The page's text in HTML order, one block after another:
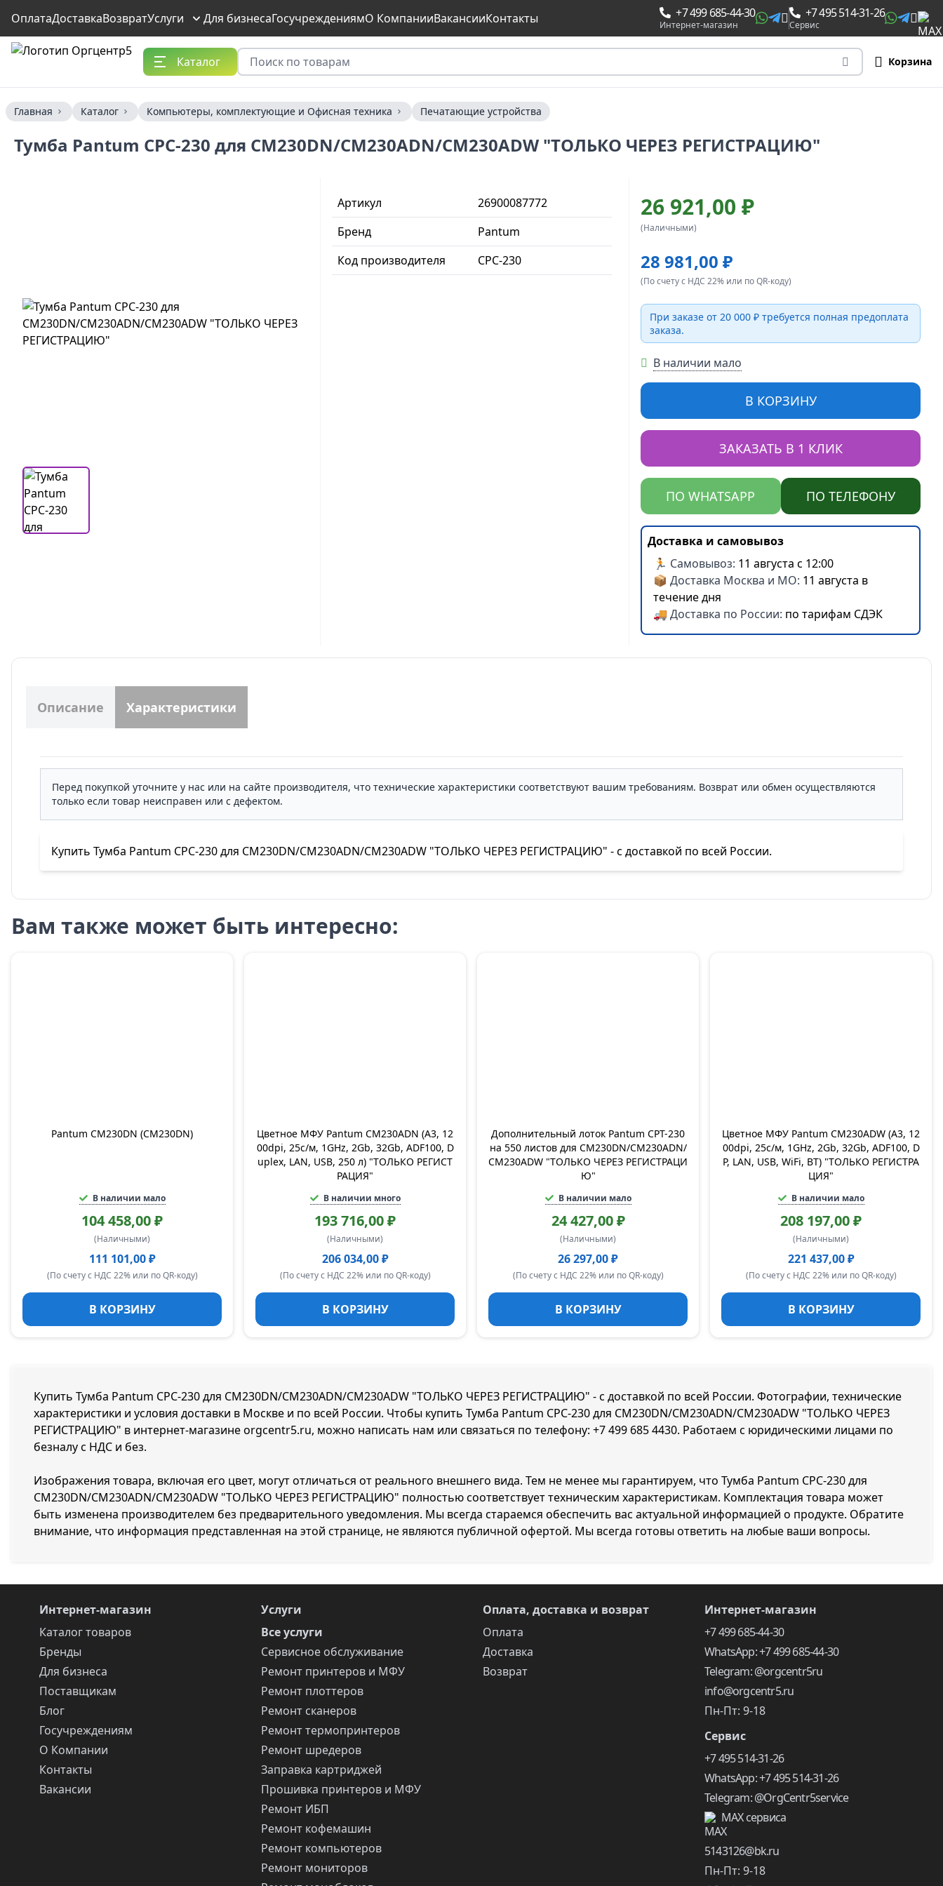
ОплатаДоставкаВозвратУслуги Для бизнесаГосучреждениямО КомпанииВакансииКонтакты +7 499 685-44-30
Интернет-магазин
+7 495 514-31-26
Сервис
Каталог Корзина
Главная Каталог Компьютеры, комплектующие и Офисная техника Печатающие устройства
Тумба Pantum CPC-230 для CM230DN/CM230ADN/CM230ADW "ТОЛЬКО ЧЕРЕЗ РЕГИСТРАЦИЮ"
Артикул
26900087772
Бренд
Pantum
Код производителя
CPC-230
26 921,00 ₽
(Наличными)
28 981,00 ₽
(По счету с НДС 22% или по QR-коду)
При заказе от 20 000 ₽ требуется полная предоплата
заказа.
В наличии мало
В КОРЗИНУ
ЗАКАЗАТЬ В 1 КЛИК
ПО WHATSAPP ПО ТЕЛЕФОНУ
Доставка и самовывоз
🏃 Самовывоз: 11 августа с 12:00
📦 Доставка Москва и МО: 11 августа в
течение дня
🚚 Доставка по России: по тарифам СДЭК
Описание Характеристики
Перед покупкой уточните у нас или на сайте производителя, что технические характеристики соответствуют вашим требованиям. Возврат или обмен осуществляются
только если товар неисправен или с дефектом.
Купить Тумба Pantum CPC-230 для CM230DN/CM230ADN/CM230ADW "ТОЛЬКО ЧЕРЕЗ РЕГИСТРАЦИЮ" - с доставкой по всей России.
Вам также может быть интересно:
Pantum CM230DN (CM230DN)
В наличии мало
104 458,00 ₽
(Наличными)
111 101,00 ₽
(По счету с НДС 22% или по QR-коду)
В КОРЗИНУ
Цветное МФУ Pantum CM230ADN (A3, 12
00dpi, 25с/м, 1GHz, 2Gb, 32Gb, ADF100, D
uplex, LAN, USB, 250 л) "ТОЛЬКО РЕГИСТ
РАЦИЯ"
В наличии много
193 716,00 ₽
(Наличными)
206 034,00 ₽
(По счету с НДС 22% или по QR-коду)
В КОРЗИНУ
Дополнительный лоток Pantum CPT-230
на 550 листов для CM230DN/CM230ADN/
CM230ADW "ТОЛЬКО ЧЕРЕЗ РЕГИСТРАЦИ
Ю"
В наличии мало
24 427,00 ₽
(Наличными)
26 297,00 ₽
(По счету с НДС 22% или по QR-коду)
В КОРЗИНУ
Цветное МФУ Pantum CM230ADW (A3, 12
00dpi, 25с/м, 1GHz, 2Gb, 32Gb, ADF100, D
P, LAN, USB, WiFi, BT) "ТОЛЬКО РЕГИСТРА
ЦИЯ"
В наличии мало
208 197,00 ₽
(Наличными)
221 437,00 ₽
(По счету с НДС 22% или по QR-коду)
В КОРЗИНУ
Купить Тумба Pantum CPC-230 для CM230DN/CM230ADN/CM230ADW "ТОЛЬКО ЧЕРЕЗ РЕГИСТРАЦИЮ" - с доставкой по всей России. Фотографии, технические
характеристики и условия доставки в Москве и по всей России. Чтобы купить Тумба Pantum CPC-230 для CM230DN/CM230ADN/CM230ADW "ТОЛЬКО ЧЕРЕЗ
РЕГИСТРАЦИЮ" в интернет-магазине orgcentr5.ru, можно написать нам или связаться по телефону: +7 499 685 4430. Работаем с юридическими лицами по
безналу с НДС и без.
Изображения товара, включая его цвет, могут отличаться от реального внешнего вида. Тем не менее мы гарантируем, что Тумба Pantum CPC-230 для
CM230DN/CM230ADN/CM230ADW "ТОЛЬКО ЧЕРЕЗ РЕГИСТРАЦИЮ" полностью соответствует техническим характеристикам. Комплектация товара может
быть изменена производителем без предварительного уведомления. Мы всегда стараемся обеспечить вас актуальной информацией о продукте. Обратите
внимание, что информация представленная на этой странице, не являются публичной офертой. Мы всегда готовы ответить на любые ваши вопросы.
Интернет-магазин
Каталог товаров
Бренды
Для бизнеса
Поставщикам
Блог
Госучреждениям
О Компании
Контакты
Вакансии
Услуги
Все услуги
Сервисное обслуживание
Ремонт принтеров и МФУ
Ремонт плоттеров
Ремонт сканеров
Ремонт термопринтеров
Ремонт шредеров
Заправка картриджей
Прошивка принтеров и МФУ
Ремонт ИБП
Ремонт кофемашин
Ремонт компьютеров
Ремонт мониторов
Оплата, доставка и возврат
Оплата
Доставка
Возврат
Интернет-магазин
+7 499 685-44-30
WhatsApp: +7 499 685-44-30
Telegram: @orgcentr5ru
info@orgcentr5.ru
Пн-Пт: 9-18
Сервис
+7 495 514-31-26
WhatsApp: +7 495 514-31-26
Telegram: @OrgCentr5service
MAX сервиса
5143126@bk.ru
Пн-Пт: 9-18